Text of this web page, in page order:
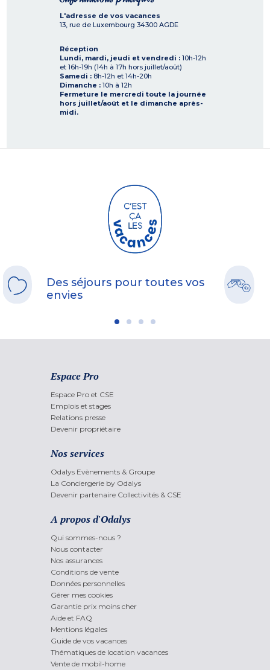
L'adresse de vos vacances
13, rue de Luxembourg 34300 AGDE
Réception
Lundi, mardi, jeudi et vendredi : 10h-12h
et 16h-19h (14h à 17h hors juillet/août)
Samedi : 8h-12h et 14h-20h
Dimanche : 10h à 12h
Fermeture le mercredi toute la journée
hors juillet/août et le dimanche après-
midi.
Des séjours pour toutes vos
envies
Espace Pro
Espace Pro et CSE
Emplois et stages
Relations presse
Devenir propriétaire
Nos services
Odalys Evènements & Groupe
La Conciergerie by Odalys
Devenir partenaire Collectivités & CSE
A propos d'Odalys
Qui sommes-nous ?
Nous contacter
Nos assurances
Conditions de vente
Données personnelles
Gérer mes cookies
Garantie prix moins cher
Aide et FAQ
Mentions légales
Guide de vos vacances
Thématiques de location vacances
Vente de mobil-home